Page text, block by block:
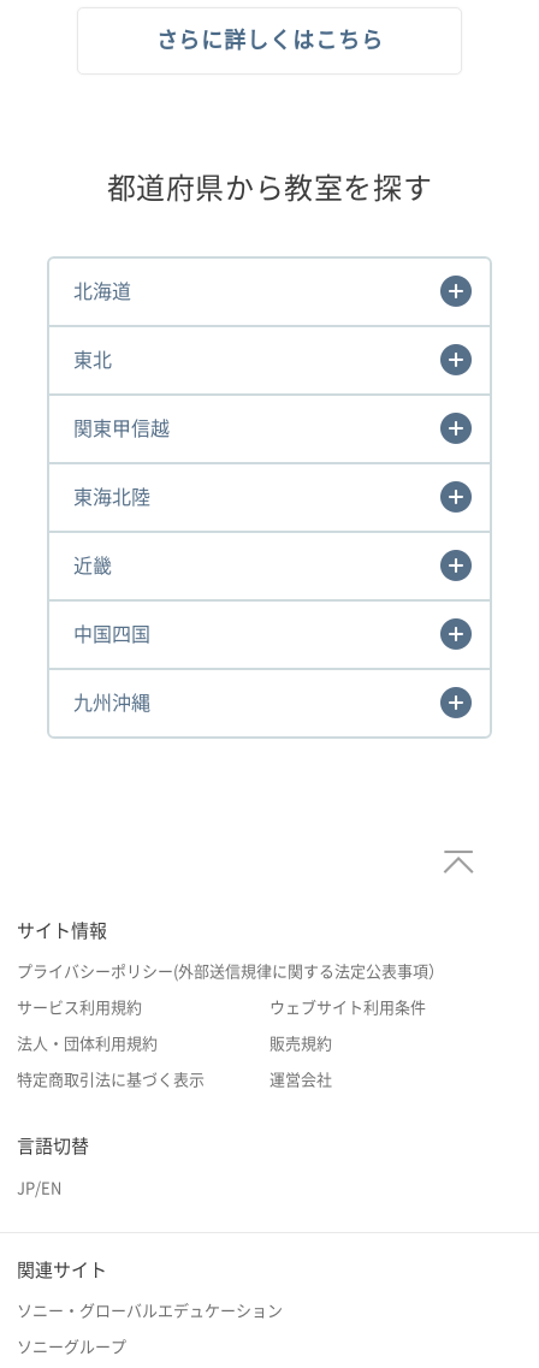
さらに詳しくはこちら
都道府県から教室を探す
北海道
東北
関東甲信越
東海北陸
近畿
中国四国
九州沖縄
サイト情報
プライバシーポリシー(外部送信規律に関する法定公表事項）
サービス利用規約 ウェブサイト利用条件
法人・団体利用規約 販売規約
特定商取引法に基づく表示 運営会社
言語切替
JP/EN
関連サイト
ソニー・グローバルエデュケーション
ソニーグループ